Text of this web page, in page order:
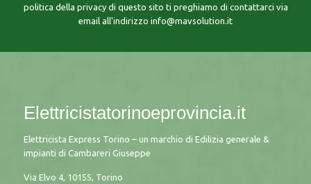
politica della privacy di questo sito ti preghiamo di contattarci via
email all'indirizzo info@mavsolution.it
Elettricistatorinoeprovincia.it
Elettricista Express Torino – un marchio di Edilizia generale &
impianti di Cambareri Giuseppe
Via Elvo 4, 10155, Torino